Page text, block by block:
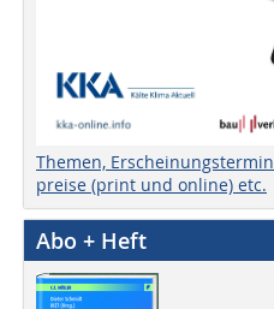
Themen,
preise (print und online) etc.
Abo + Heft